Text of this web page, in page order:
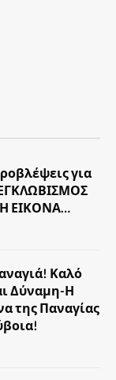
για
ΕΙΚΟΝΑ…
Καλό
Δύναμη-Η
της Παναγίας